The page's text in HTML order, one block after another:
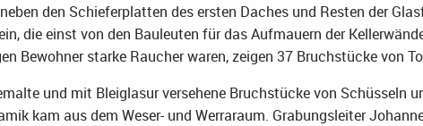
den Schieferplatten des ersten Daches und Resten der
die einst von den Bauleuten für das Aufmauern der
Bewohner starke Raucher waren, zeigen 37 Bruchstücke von
und mit Bleiglasur versehene Bruchstücke von Schüsseln
kam aus dem Weser- und Werraraum. Grabungsleiter